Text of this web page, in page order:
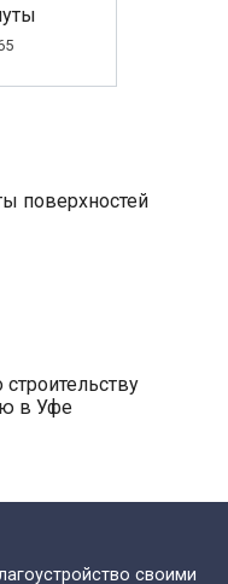
поверхностей
в Уфе
своими